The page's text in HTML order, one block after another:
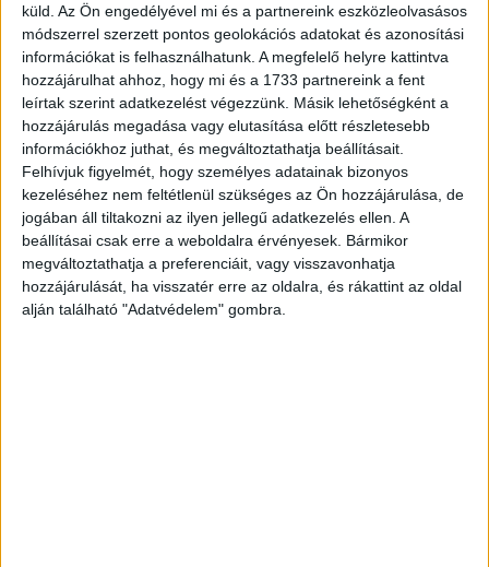
küld. Az Ön engedélyével mi és a partnereink eszközleolvasásos
módszerrel szerzett pontos geolokációs adatokat és azonosítási
információkat is felhasználhatunk. A megfelelő helyre kattintva
hozzájárulhat ahhoz, hogy mi és a 1733 partnereink a fent
leírtak szerint adatkezelést végezzünk. Másik lehetőségként a
hozzájárulás megadása vagy elutasítása előtt részletesebb
információkhoz juthat, és megváltoztathatja beállításait.
Felhívjuk figyelmét, hogy személyes adatainak bizonyos
kezeléséhez nem feltétlenül szükséges az Ön hozzájárulása, de
jogában áll tiltakozni az ilyen jellegű adatkezelés ellen. A
beállításai csak erre a weboldalra érvényesek. Bármikor
megváltoztathatja a preferenciáit, vagy visszavonhatja
hozzájárulását, ha visszatér erre az oldalra, és rákattint az oldal
alján található "Adatvédelem" gombra.
Ja, és még valami… Tudod ki fogja megkötni
legközelebb a csokornyakkendőmet?
– Persze, – válaszolja a feleség hidegen – a
temetkezési vállalkozó!